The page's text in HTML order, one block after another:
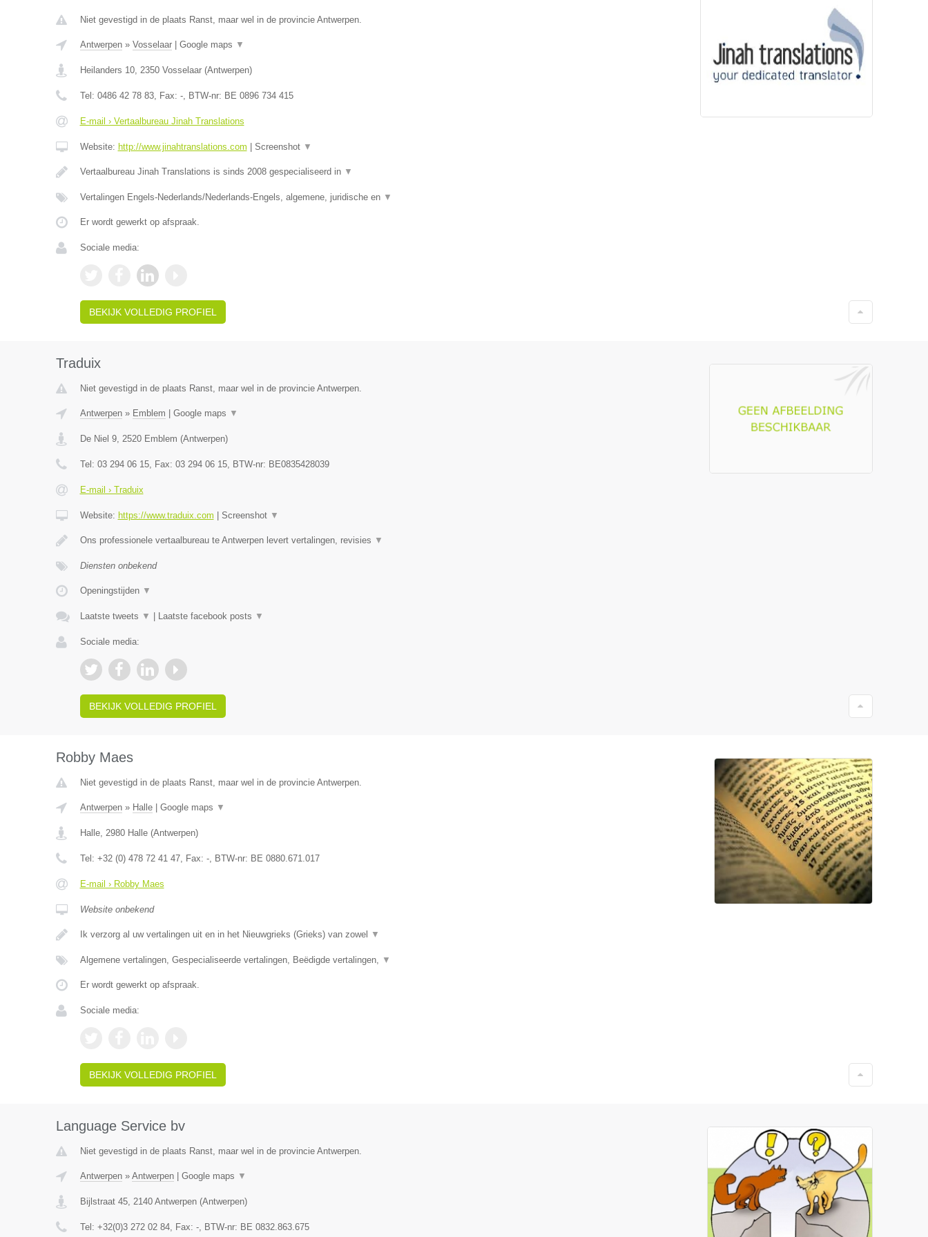
Niet gevestigd in de plaats Ranst, maar wel in de provincie Antwerpen.
Antwerpen» Vosselaar| Google maps ▼
Heilanders 10, 2350 Vosselaar(Antwerpen)
Tel: 0486 42 78 83, Fax: -, BTW-nr: BE 0896 734 415
E-mail › Vertaalbureau Jinah Translations
Website: http://www.jinahtranslations.com Screenshot ▼
Vertaalbureau Jinah Translations is sinds 2008 gespecialiseerd in ▼
Vertalingen Engels-Nederlands/Nederlands-Engels, algemene, juridische en ▼
Er wordt gewerkt op afspraak.
Sociale media:
BEKIJK VOLLEDIG PROFIEL
Traduix
Niet gevestigd in de plaats Ranst, maar wel in de provincie Antwerpen.
Antwerpen» Emblem Google maps ▼
De Niel 9, 2520 Emblem (Antwerpen)
Tel: 03 294 06 15, Fax: 03 294 06 15, BTW-nr: BE0835428039
E-mail › Traduix
Website: https://www.traduix.com Screenshot ▼
Ons professionele vertaalbureau te Antwerpen levert vertalingen, revisies ▼
Diensten onbekend
Openingstijden ▼
Laatste tweets ▼ Laatste facebook posts ▼
Sociale media:
BEKIJK VOLLEDIG PROFIEL
Robby Maes
Niet gevestigd in de plaats Ranst, maar wel in de provincie Antwerpen.
Antwerpen» Halle| Google maps ▼
Halle, 2980 Halle(Antwerpen)
Tel: +32 (0) 478 72 41 47, Fax: -, BTW-nr: BE 0880.671.017
E-mail › Robby Maes
Website onbekend
Ik verzorg al uw vertalingen uit en in het Nieuwgrieks (Grieks) van zowel ▼
Algemene vertalingen, Gespecialiseerde vertalingen, Beëdigde vertalingen, ▼
Er wordt gewerkt op afspraak.
Sociale media:
BEKIJK VOLLEDIG PROFIEL
Language Service bv
Niet gevestigd in de plaats Ranst, maar wel in de provincie Antwerpen.
Antwerpen» Antwerpen| Google maps ▼
Bijlstraat 45, 2140 Antwerpen(Antwerpen)
Tel: +32(0)3 272 02 84, Fax: -, BTW-nr: BE 0832.863.675